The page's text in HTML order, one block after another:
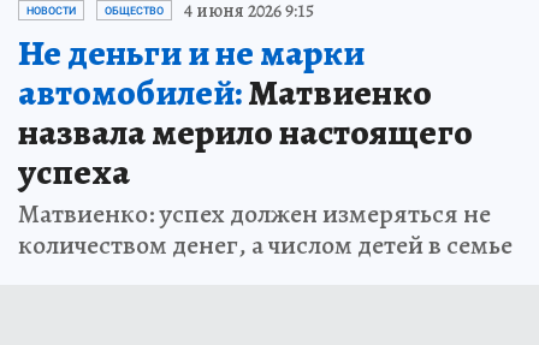
НОВОСТИ ОБЩЕСТВО 4 июня 2026 9:15
Не деньги и не марки
автомобилей:Матвиенко
назвала мерило настоящего
успеха
Матвиенко: успех должен измеряться не
количеством денег, а числом детей в семье